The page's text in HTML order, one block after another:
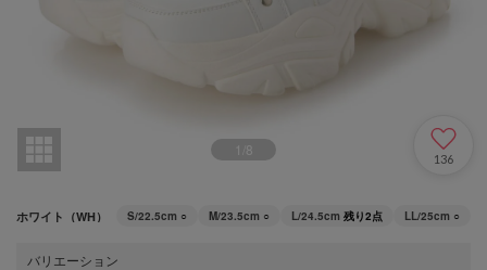
1 8
136
ホワイト（WH） S/22.5cm ○ M/23.5cm ○ L/24.5cm 残り2点 LL/25cm ○
バリエーション